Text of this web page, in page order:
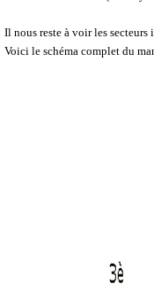
Il nous reste à voir les secteurs
Voici le schéma complet du